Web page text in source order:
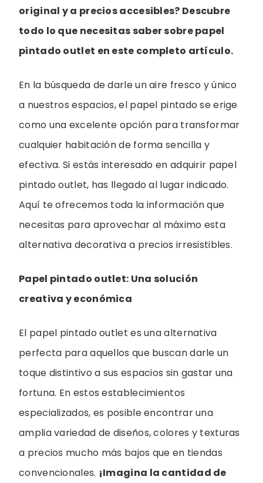
original y a precios accesibles? Descubre
todo lo que necesitas saber sobre papel
pintado outlet en este completo artículo.
En la búsqueda de darle un aire fresco y único
a nuestros espacios, el papel pintado se erige
como una excelente opción para transformar
cualquier habitación de forma sencilla y
efectiva. Si estás interesado en adquirir papel
pintado outlet, has llegado al lugar indicado.
Aquí te ofrecemos toda la información que
necesitas para aprovechar al máximo esta
alternativa decorativa a precios irresistibles.
Papel pintado outlet: Una solución
creativa y económica
El papel pintado outlet es una alternativa
perfecta para aquellos que buscan darle un
toque distintivo a sus espacios sin gastar una
fortuna. En estos establecimientos
especializados, es posible encontrar una
amplia variedad de diseños, colores y texturas
a precios mucho más bajos que en tiendas
convencionales. ¡Imagina la cantidad de